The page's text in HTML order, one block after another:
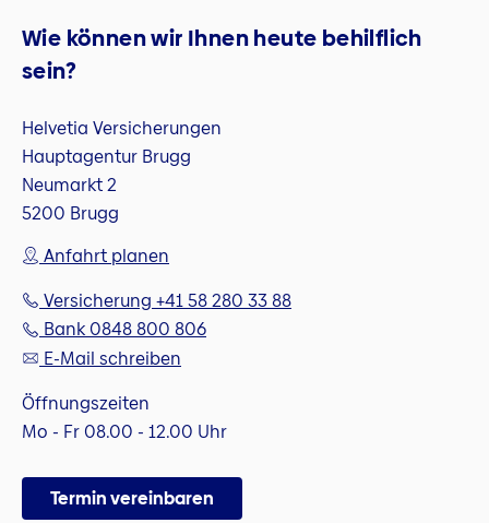
Wie können wir Ihnen heute behilflich
sein?
Helvetia Versicherungen
Hauptagentur Brugg
Neumarkt 2
5200 Brugg
Anfahrt planen
Versicherung +41 58 280 33 88
Bank 0848 800 806
E-Mail schreiben
Öffnungszeiten
Mo - Fr 08.00 - 12.00 Uhr
Termin vereinbaren